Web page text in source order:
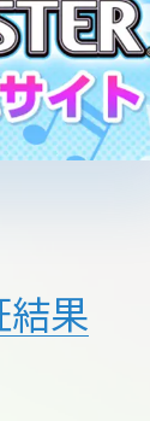
結果